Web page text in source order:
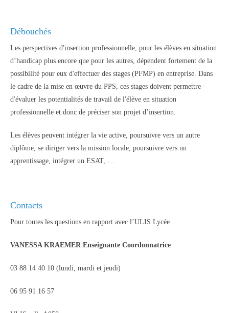
Débouchés
Les perspectives d'insertion professionnelle, pour les élèves en situation
d’handicap plus encore que pour les autres, dépendent fortement de la
possibilité pour eux d'effectuer des stages (PFMP) en entreprise. Dans
le cadre de la mise en œuvre du PPS, ces stages doivent permettre
d'évaluer les potentialités de travail de l'élève en situation
professionnelle et donc de préciser son projet d’insertion.
Les élèves peuvent intégrer la vie active, poursuivre vers un autre
diplôme, se diriger vers la mission locale, poursuivre vers un
apprentissage, intégrer un ESAT, …
Contacts
Pour toutes les questions en rapport avec l’ULIS Lycée
VANESSA KRAEMER Enseignante Coordonnatrice
03 88 14 40 10 (lundi, mardi et jeudi)
06 95 91 16 57